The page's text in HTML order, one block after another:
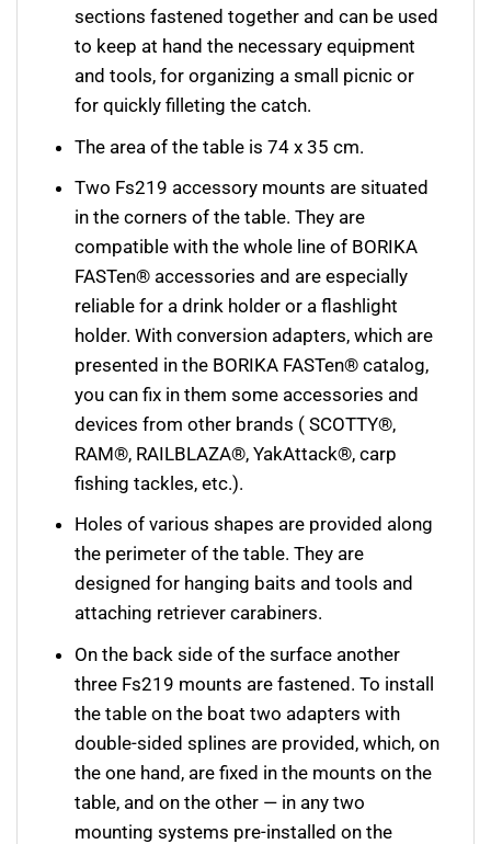
sections fastened together and can be used
to keep at hand the necessary equipment
and tools, for organizing a small picnic or
for quickly filleting the catch.
The area of the table is 74 х 35 cm.
Two Fs219 accessory mounts are situated
in the corners of the table. They are
compatible with the whole line of BORIKA
FASTen® accessories and are especially
reliable for a drink holder or a flashlight
holder. With conversion adapters, which are
presented in the BORIKA FASTen® catalog,
you can fix in them some accessories and
devices from other brands ( SCOTTY®,
RAM®, RAILBLAZA®, YakAttack®, carp
fishing tackles, etc.).
Holes of various shapes are provided along
the perimeter of the table. They are
designed for hanging baits and tools and
attaching retriever carabiners.
On the back side of the surface another
three Fs219 mounts are fastened. To install
the table on the boat two adapters with
double-sided splines are provided, which, on
the one hand, are fixed in the mounts on the
table, and on the other — in any two
mounting systems pre-installed on the